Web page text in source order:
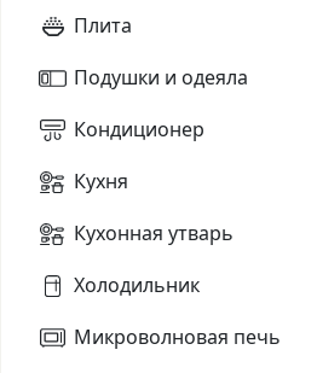
Плита
Подушки и одеяла
Кондиционер
Кухня
Кухонная утварь
Холодильник
Микроволновая печь